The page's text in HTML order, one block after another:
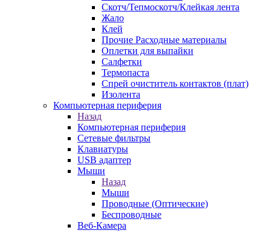
Скотч/Тепмоскотч/Клейкая лента
Жало
Клей
Прочие Расходные материалы
Оплетки для выпайки
Салфетки
Термопаста
Спрей очиститель контактов (плат)
Изолента
Компьютерная периферия
Назад
Компьютерная периферия
Сетевые фильтры
Клавиатуры
USB адаптер
Мыши
Назад
Мыши
Проводные (Оптические)
Беспроводные
Веб-Камера